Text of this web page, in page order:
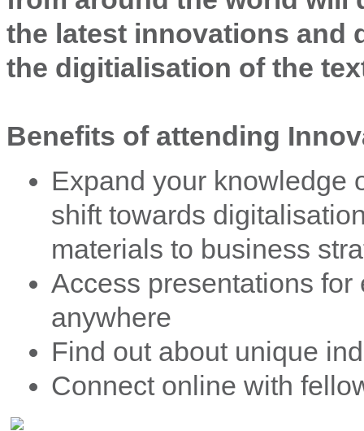
the latest innovations and
the digitialisation of the
Benefits of attending
Expand your knowledge
shift towards
materials to business
Access presentations
anywhere
Find out about unique
Connect online with